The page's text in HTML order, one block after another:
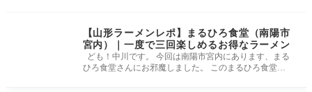
【山形ラーメンレポ】まるひろ食堂（南陽市
宮内）｜一度で三回楽しめるお得なラーメン
ども！中川です。 今回は南陽市宮内にあります、まる
ひろ食堂さんにお邪魔しました。 このまるひろ食堂さ